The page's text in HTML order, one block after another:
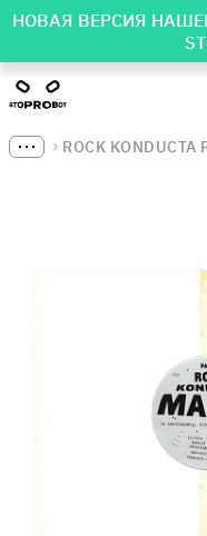
НОВАЯ ВЕРСИЯ
ROCK KONDUCTA